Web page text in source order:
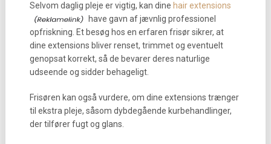
Selvom daglig pleje er vigtig, kan dine hair extensions
have gavn af jævnlig professionel
opfriskning. Et besøg hos en erfaren frisør sikrer, at
dine extensions bliver renset, trimmet og eventuelt
genopsat korrekt, så de bevarer deres naturlige
udseende og sidder behageligt.
Frisøren kan også vurdere, om dine extensions trænger
til ekstra pleje, såsom dybdegående kurbehandlinger,
der tilfører fugt og glans.